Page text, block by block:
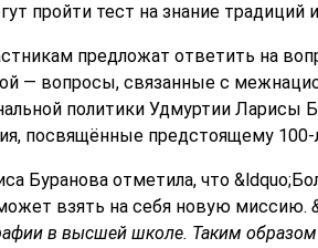
пройти тест на знание традиций
предложат ответить на
— вопросы, связанные с
политики Удмуртии Ларисы
посвящённые предстоящему 100-
Буранова отметила, что
взять на себя новую миссию.
в высшей школе. Таким